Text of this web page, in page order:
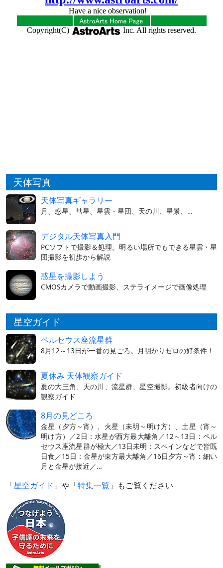
天体写真
天体写真ギャラリー
月、惑星、彗星、星雲・星団、天の川、星景、…
デジタル天体写真入門
PCソフトで撮影＆処理。明るい場所でもできる星雲・星
団撮影を初歩から解説
惑星を撮影しよう
CMOSカメラで動画撮影、ステライメージで画像処理
星空ガイド
ペルセウス座流星群
8月12～13日が一番の見ごろ。月明かりゼロの好条件！
夏休み 天体観察ガイド
夏の大三角、天の川、流星群、星空撮影。初級者向けの
観察ガイド
8月の見どころ
金星（夕方～宵）、火星（未明～明け方）、土星（宵～
明け方）／2日：水星が西方最大離角／12～13日：ペル
セウス座流星群が極大／13日未明：スペインなどで皆既
日食／15日：金星が東方最大離角／16日夕方～宵：細い
月と金星が接近／…
「星空ガイド 」や「特集一覧 」もご覧ください